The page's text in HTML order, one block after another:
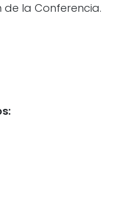
la Conferencia.